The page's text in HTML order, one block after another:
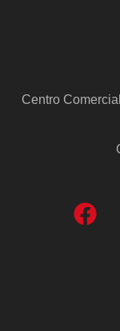
Centro